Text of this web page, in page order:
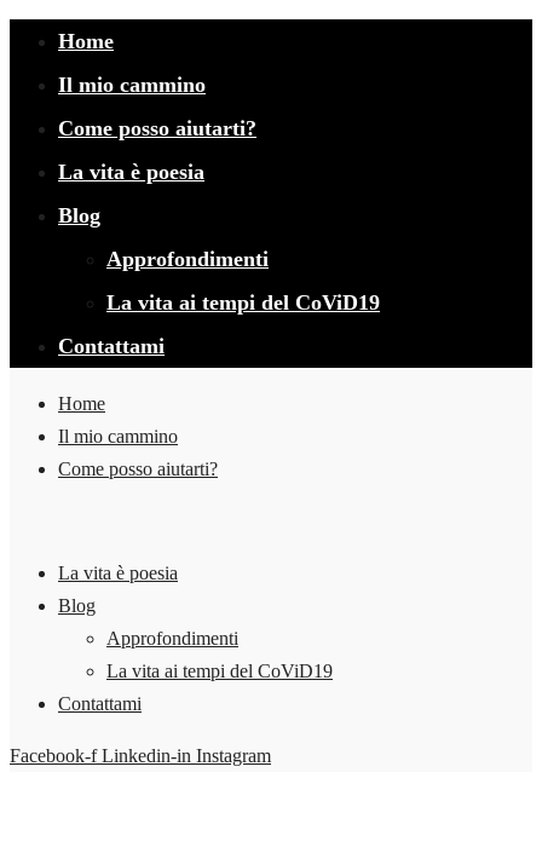
Home
Il mio cammino
Come posso aiutarti?
La vita è poesia
Blog
Approfondimenti
La vita ai tempi del CoViD19
Contattami
Home
Il mio cammino
Come posso aiutarti?
La vita è poesia
Blog
Approfondimenti
La vita ai tempi del CoViD19
Contattami
Facebook-f Linkedin-in Instagram